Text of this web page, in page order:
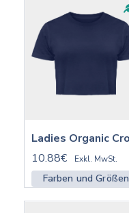
10.88€
Exkl. MwSt.
Farben und Größen